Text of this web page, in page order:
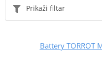
Prikaži filtar
Battery TORROT